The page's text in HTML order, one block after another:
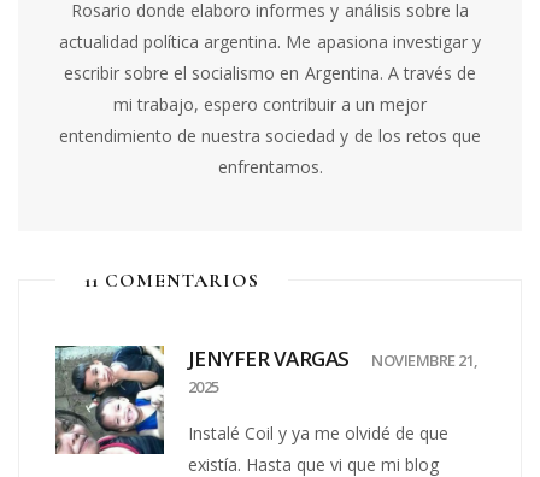
Rosario donde elaboro informes y análisis sobre la
actualidad política argentina. Me apasiona investigar y
escribir sobre el socialismo en Argentina. A través de
mi trabajo, espero contribuir a un mejor
entendimiento de nuestra sociedad y de los retos que
enfrentamos.
11 COMENTARIOS
JENYFER VARGAS
NOVIEMBRE 21,
2025
Instalé Coil y ya me olvidé de que
existía. Hasta que vi que mi blog